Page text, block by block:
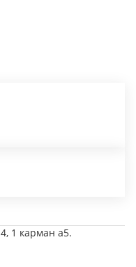
1 карман а5.